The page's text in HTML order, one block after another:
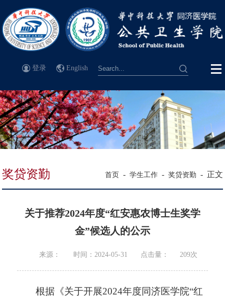
登录 English
奖贷资勤 首页 - 学生工作 - 奖贷资勤 - 正文
关于推荐2024年度“红安惠农博士生奖学
金”候选人的公示
来源： 时间：2024-05-31 点击量： 209次
根据《关于开展2024年度同济医学院“红